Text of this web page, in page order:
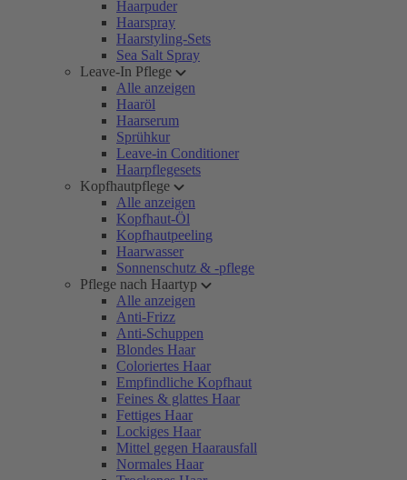
Haarpuder
Haarspray
Haarstyling-Sets
Sea Salt Spray
Leave-In Pflege
Alle anzeigen
Haaröl
Haarserum
Sprühkur
Leave-in Conditioner
Haarpflegesets
Kopfhautpflege
Alle anzeigen
Kopfhaut-Öl
Kopfhautpeeling
Haarwasser
Sonnenschutz & -pflege
Pflege nach Haartyp
Alle anzeigen
Anti-Frizz
Anti-Schuppen
Blondes Haar
Coloriertes Haar
Empfindliche Kopfhaut
Feines & glattes Haar
Fettiges Haar
Lockiges Haar
Mittel gegen Haarausfall
Normales Haar